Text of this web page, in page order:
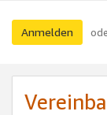
Anmelden